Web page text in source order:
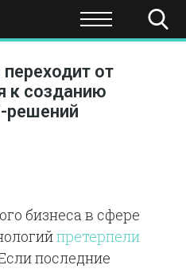
ЭКОНОМИКА НАУКА И
от
к созданию
решений
бизнеса в сфере
претерпели
последние